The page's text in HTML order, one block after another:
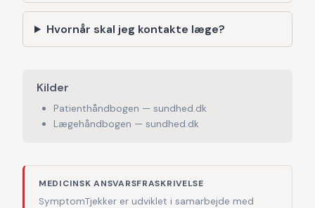
Hvornår skal jeg kontakte læge?
Kilder
Patienthåndbogen — sundhed.dk
Lægehåndbogen — sundhed.dk
MEDICINSK ANSVARSFRASKRIVELSE
SymptomTjekker er udviklet i samarbejde med